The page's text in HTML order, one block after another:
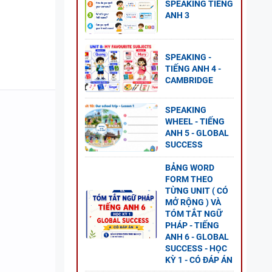
SPEAKING TIẾNG
ANH 3
SPEAKING -
TIẾNG ANH 4 -
CAMBRIDGE
SPEAKING
WHEEL - TIẾNG
ANH 5 - GLOBAL
SUCCESS
BẢNG WORD
FORM THEO
TỪNG UNIT ( CÓ
MỞ RỘNG ) VÀ
TÓM TẮT NGỮ
PHÁP - TIẾNG
ANH 6 - GLOBAL
SUCCESS - HỌC
KỲ 1 - CÓ ĐÁP ÁN